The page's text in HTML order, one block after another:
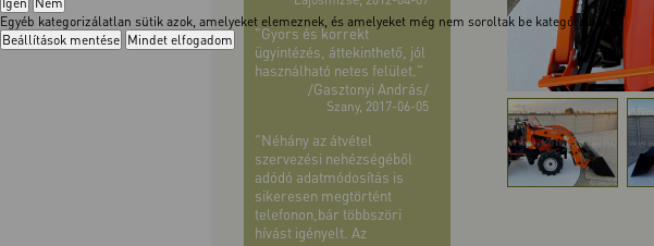
Egyéb kategorizálatlan sütik azok, amelyeket elemeznek, és amelyeket még nem soroltak be kategóriába.
Beállítások mentése Mindet elfogadom
"Gyors és korrekt
ügyintézés, áttekinthető, jól
használható netes felület."
/Gasztonyi András/
Szany, 2017-06-05
"Néhány az átvétel
szervezési nehézségéből
adódó adatmódosítás is
sikeresen megtörtént
telefonon,bár többszöri
hívást igényelt. Az